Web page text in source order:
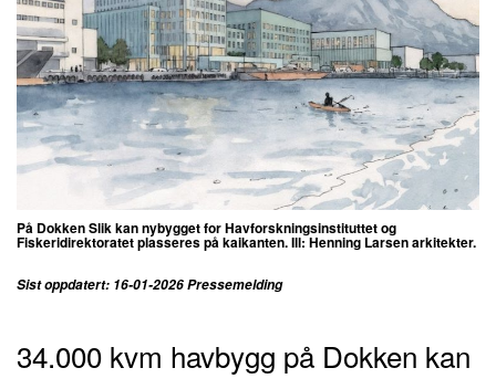
På Dokken Slik kan nybygget for Havforskningsinstituttet og
Fiskeridirektoratet plasseres på kaikanten. Ill: Henning Larsen arkitekter.
Sist oppdatert: 16-01-2026 Pressemelding
34.000 kvm havbygg på Dokken kan